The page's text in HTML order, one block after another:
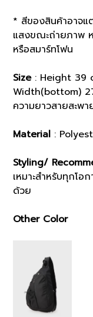
* สีของสินค้าอาจ
แสงขณะถ่ายภาพ
หรือสมาร์ทโฟน
Size: Height 39
Width(bottom)
ความยาวสายสะพ
Material :
Styling/
เหมาะสำหรับทุกโ
ด้วย
Other Color